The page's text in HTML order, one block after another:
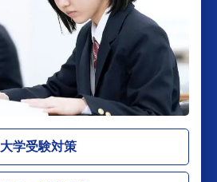
大学受験対策